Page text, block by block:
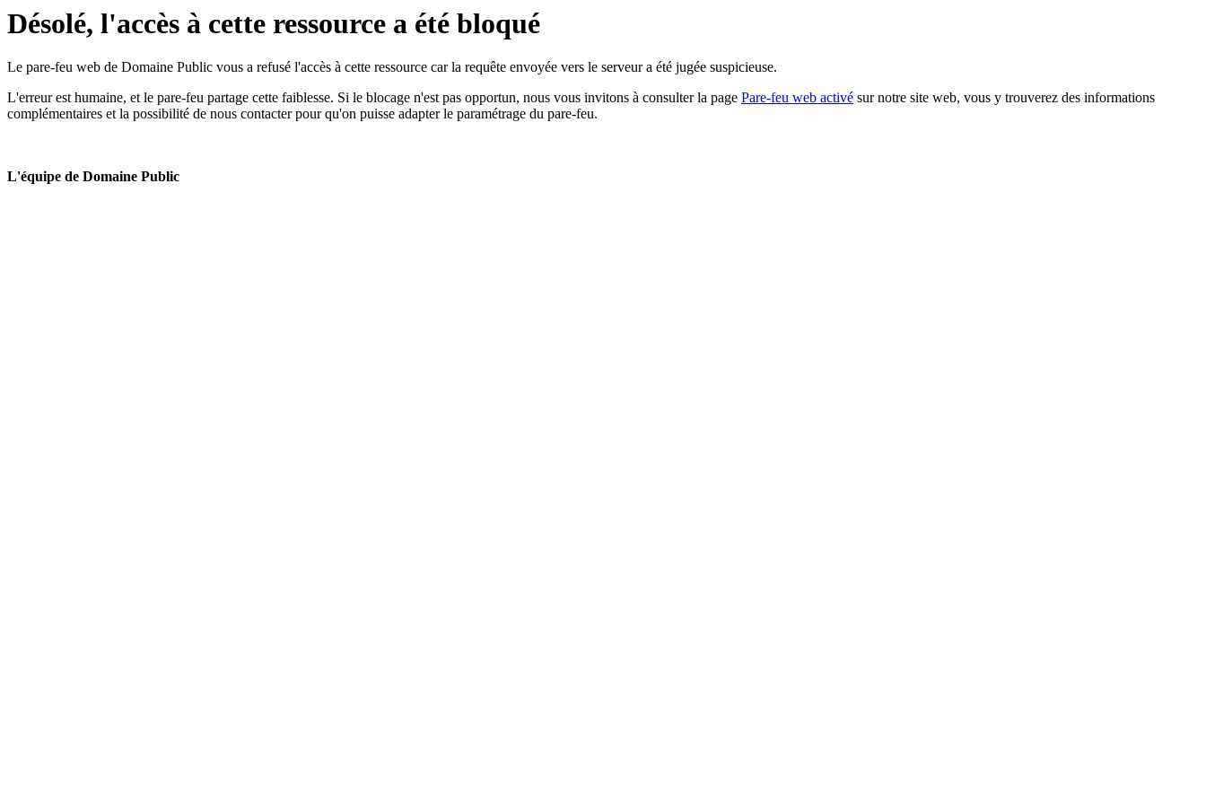
Désolé, l'accès à cette ressource a été bloqué
Le pare-feu web de Domaine Public vous a refusé l'accès à cette ressource car la requête envoyée vers le serveur a été jugée suspicieuse.
L'erreur est humaine, et le pare-feu partage cette faiblesse. Si le blocage n'est pas opportun, nous vous invitons à consulter la page Pare-feu web activé sur notre site web, vous y trouverez des informations
complémentaires et la possibilité de nous contacter pour qu'on puisse adapter le paramétrage du pare-feu.
L'équipe de Domaine Public